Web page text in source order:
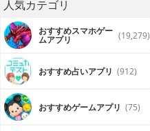
人気カテゴリ
おすすめスマホゲー
ムアプリ (19,279)
おすすめ占いアプリ (912)
おすすめゲームアプリ (75)